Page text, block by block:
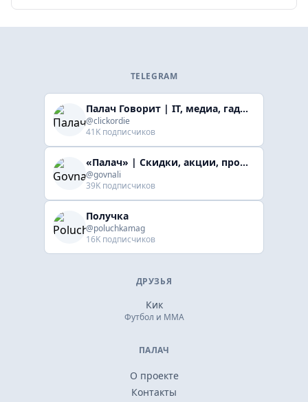
TELEGRAM
Палач Говорит | IT, медиа, гaджеты, скидки
@clickordie
41K подписчиков
«Палач» | Скидки, акции, промокоды
@govnali
39K подписчиков
Получка
@poluchkamag
16K подписчиков
ДРУЗЬЯ
Кик
Футбол и ММА
ПАЛАЧ
О проекте
Контакты